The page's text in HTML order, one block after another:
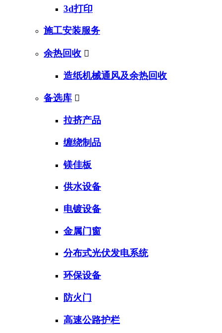
3d打印
施工安装服务
余热回收 
造纸机械通风及余热回收
备选库 
拉挤产品
缠绕制品
镁佳板
供水设备
电镀设备
金属门窗
分布式光伏发电系统
环保设备
防火门
高速公路护栏